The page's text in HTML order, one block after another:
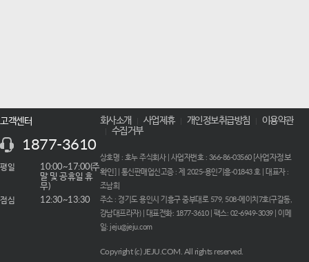
고객센터
1877-3610
평일
10:00~17:00(주
말 및 공휴일 휴
무)
점심 12:30~13:30
회사소개 사업제휴 개인정보취급방침
이용약관
수집거부
상호명 : 호누 주식회사 | 사업자번호 : 366-86-03560 [ 사업자정보
확인
] | 통신판매업신고증 : 제 2025-용인기흥-01843 호 | 대표자 :
조남희
주소 : 경기도 용인시 기흥구 중부대로 579, 508-에이치7호(구갈동,
강남대프라자) | 대표전화: 1877-3610 | 팩스: 02-6949-3039 | 이메
일: jeju@jeju.com
Copyright (c) JEJU.COM. All rights reserved.